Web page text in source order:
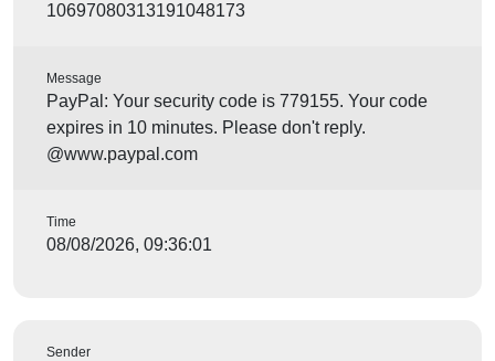
10697080313191048173
Message
PayPal: Your security code is 779155. Your code
expires in 10 minutes. Please don't reply.
@www.paypal.com
Time
08/08/2026, 09:36:01
Sender